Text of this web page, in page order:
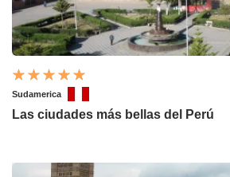
Sudamerica
Las ciudades más bellas del Perú